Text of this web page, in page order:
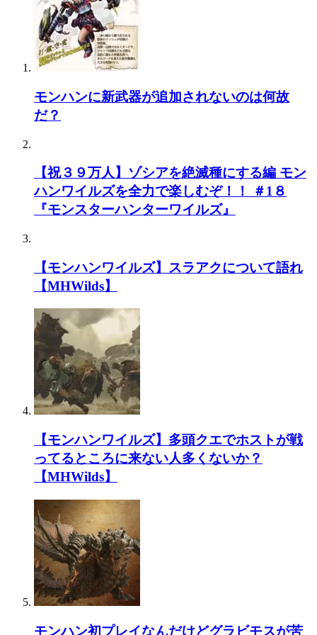
モンハンに新武器が追加されないのは何故
だ？
【祝３９万人】ゾシアを絶滅種にする編 モン
ハンワイルズを全力で楽しむぞ！！ ＃1８
『モンスターハンターワイルズ』
【モンハンワイルズ】スラアクについて語れ
【MHWilds】
【モンハンワイルズ】多頭クエでホストが戦
ってるところに来ない人多くないか？
【MHWilds】
モンハン初プレイなんだけどグラビモスが苦